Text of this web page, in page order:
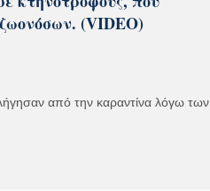
(VIDEO)
από την καραντίνα λόγω των